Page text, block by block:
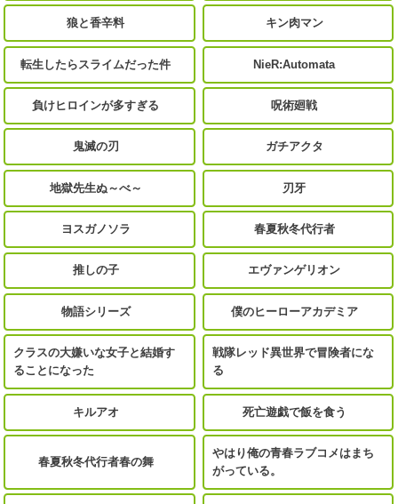
狼と香辛料 キン肉マン
転生したらスライムだった件 NieR:Automata
負けヒロインが多すぎる 呪術廻戦
鬼滅の刃 ガチアクタ
地獄先生ぬ～べ～ 刃牙
ヨスガノソラ 春夏秋冬代行者
推しの子 エヴァンゲリオン
物語シリーズ 僕のヒーローアカデミア
クラスの大嫌いな女子と結婚す
ることになった
戦隊レッド異世界で冒険者にな
る
キルアオ 死亡遊戯で飯を食う
春夏秋冬代行者春の舞
やはり俺の青春ラブコメはまち
がっている。